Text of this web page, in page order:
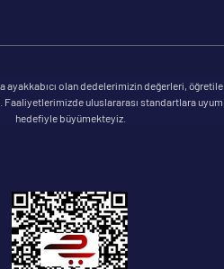
ayakkabıcı olan dedelerimizin değerleri,
uluslararası standartlara
hedefiyle büyümekteyiz.